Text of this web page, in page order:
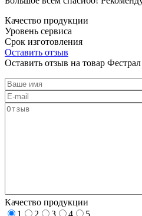
Качество продукции
Уровень сервиса
Срок изготовления
Оставить отзыв
Оставить отзыв на товар Фестрал
Качество продукции
1
2 3 4
5